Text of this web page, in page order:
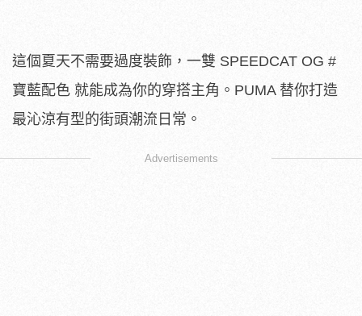
這個夏天不需要過度裝飾，一雙 SPEEDCAT OG #
寶藍配色 就能成為你的穿搭主角。PUMA 替你打造
最沁涼有型的街頭潮流日常。
Advertisements